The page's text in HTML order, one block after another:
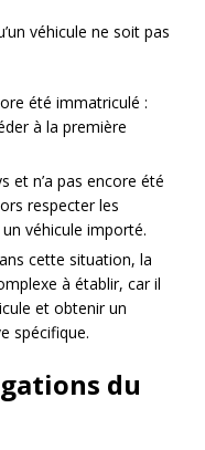
véhicule ne soit pas
été immatriculé :
à la première
et n’a pas encore été
respecter les
véhicule importé.
cette situation, la
à établir, car il
et obtenir un
spécifique.
du